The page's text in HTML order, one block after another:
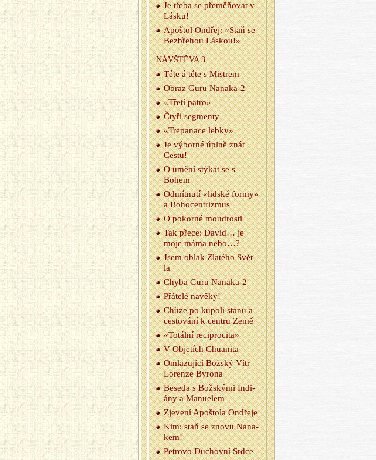
Je třeba se přeměňovat v
Lásku!
Apoš­tol On­dřej: «Staň se
Bez­bře­hou Lás­kou!»
NÁ­VŠTĚ­VA 3
Téte á téte s Mi­s­trem
Obraz Guru Na­na­ka-2
«Třetí patro»
Čtyři seg­men­ty
«Tre­pa­na­ce lebky»
Je vý­bor­né úplně znát
Cestu!
O umění stý­kat se s
Bohem
Od­mít­nu­tí «lid­ské formy»
a Bo­ho­cen­t­rizmus
O po­kor­né moud­ros­ti
Tak přece: David… je
moje máma nebo…?
Jsem oblak Zla­té­ho Svět­
la
Chyba Guru Na­na­ka-2
Přá­te­lé na­vě­ky!
Chůze po kupo­li stanu a
ces­to­vá­ní k cen­t­ru Země
«To­tál­ní re­ci­pro­ci­ta»
V Ob­je­tích Chu­a­ni­ta
Omla­zu­jí­cí Bož­ský Vítr
Lo­ren­ze By­ro­na
Be­se­da s Bož­ský­mi In­di­
á­ny a Ma­nu­e­lem
Zje­ve­ní Apoš­to­la On­dře­je
Kim: staň se znovu Na­na­
kem!
Pe­t­ro­vo Du­chov­ní Srdce